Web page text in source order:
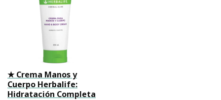
★ Crema Manos y
Cuerpo Herbalife:
Hidratación Completa